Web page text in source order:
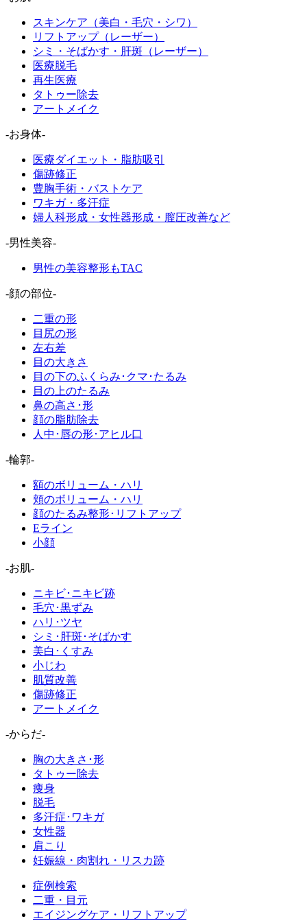
スキンケア（美白・毛穴・シワ）
リフトアップ（レーザー）
シミ・そばかす・肝斑（レーザー）
医療脱毛
再生医療
タトゥー除去
アートメイク
-お身体-
医療ダイエット・脂肪吸引
傷跡修正
豊胸手術・バストケア
ワキガ・多汗症
婦人科形成・女性器形成・膣圧改善など
-男性美容-
男性の美容整形もTAC
-顔の部位-
二重の形
目尻の形
左右差
目の大きさ
目の下のふくらみ･クマ･たるみ
目の上のたるみ
鼻の高さ･形
顔の脂肪除去
人中･唇の形･アヒル口
-輪郭-
額のボリューム・ハリ
頬のボリューム・ハリ
顔のたるみ整形･リフトアップ
Eライン
小顔
-お肌-
ニキビ･ニキビ跡
毛穴･黒ずみ
ハリ･ツヤ
シミ･肝斑･そばかす
美白･くすみ
小じわ
肌質改善
傷跡修正
アートメイク
-からだ-
胸の大きさ･形
タトゥー除去
痩身
脱毛
多汗症･ワキガ
女性器
肩こり
妊娠線・肉割れ・リスカ跡
症例検索
二重・目元
エイジングケア・リフトアップ